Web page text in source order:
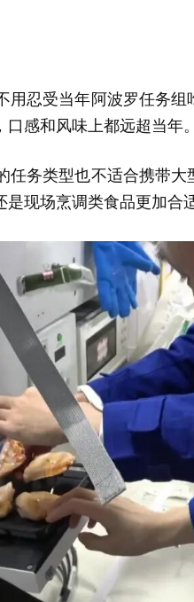
用忍受当年阿波罗任务
感和风味上都远超当年
任务类型也不适合携带
是现场烹调类食品更加合